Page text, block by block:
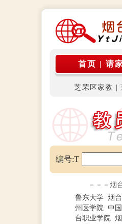
首页 | 请
芝罘区家教
编号:T
－－－烟
鲁东大学 烟
州医学院 中
台职业学院